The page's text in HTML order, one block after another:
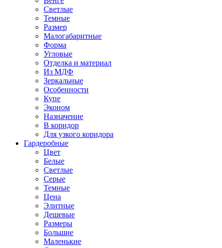
Светлые
Темные
Размер
Малогабаритные
Форма
Угловые
Отделка и материал
Из МДФ
Зеркальные
Особенности
Купе
Эконом
Назначение
В коридор
Для узкого коридора
Гардеробные
Цвет
Белые
Светлые
Серые
Темные
Цена
Элитные
Дешевые
Размеры
Большие
Маленькие